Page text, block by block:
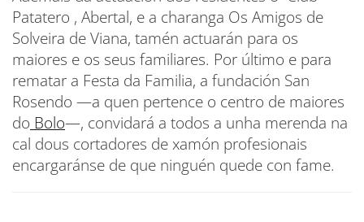
Patatero , Abertal, e a charanga Os Amigos de
Solveira de Viana, tamén actuarán para os
maiores e os seus familiares. Por último e para
rematar a Festa da Familia, a fundación San
Rosendo —a quen pertence o centro de maiores
do Bolo—, convidará a todos a unha merenda na
cal dous cortadores de xamón profesionais
encargaránse de que ninguén quede con fame.